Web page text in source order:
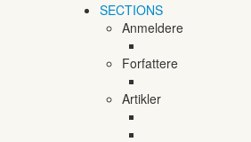
SECTIONS
Anmeldere
Forfattere
Artikler